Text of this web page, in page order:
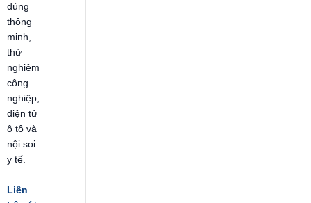
dùng
thông
minh,
thử
nghiệm
công
nghiệp,
điện tử
ô tô và
nội soi
y tế.
Liên